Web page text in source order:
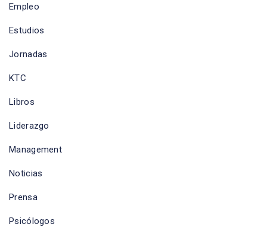
Empleo
Estudios
Jornadas
KTC
Libros
Liderazgo
Management
Noticias
Prensa
Psicólogos